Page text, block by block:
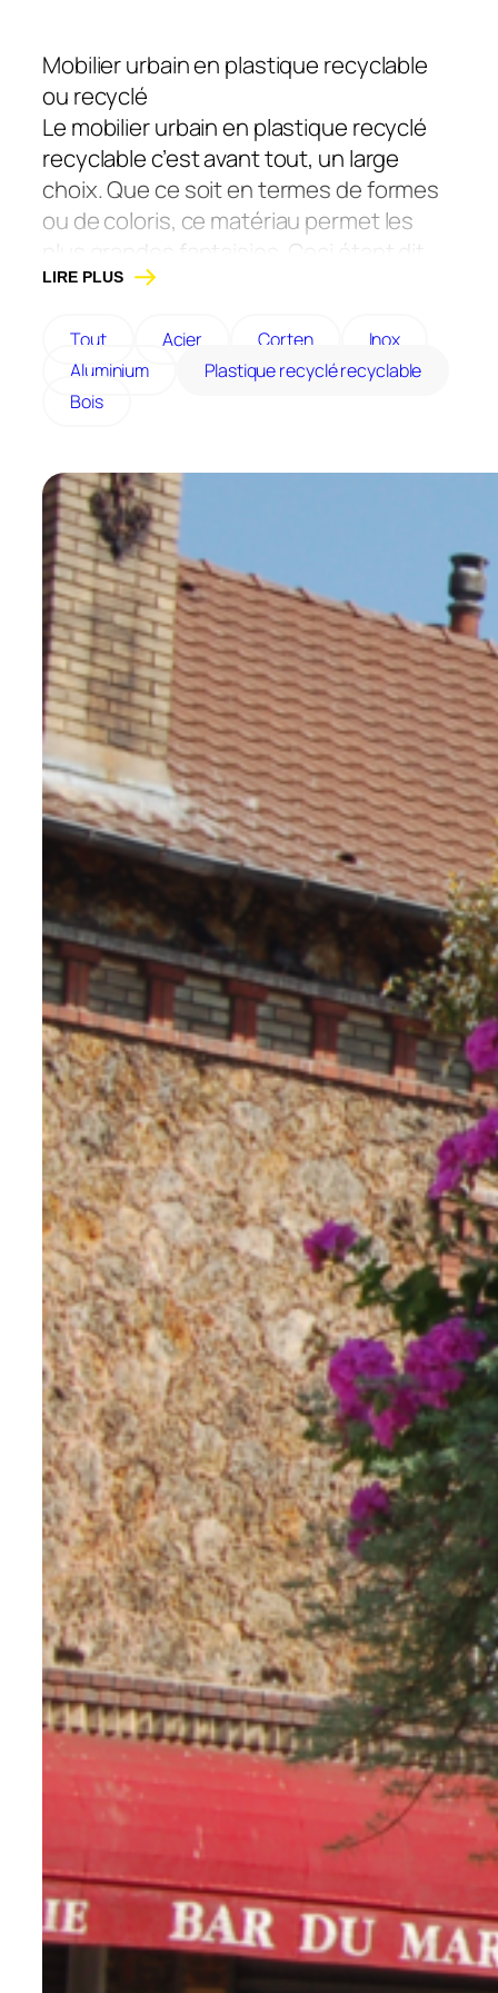
Mobilier urbain en plastique recyclable
ou recyclé
Le mobilier urbain en plastique recyclé
recyclable c’est avant tout, un large
choix. Que ce soit en termes de formes
ou de coloris, ce matériau permet les
plus grandes fantaisies. Ceci étant dit,
notons que cette matière synthétique
réputation. Notamment, d’un point de
vue environnemental. Afin de pallier à ça,
voici ce que nous avons mis en place :
plastique recyclable
Les bacs de culture sont uniquement en
plastique recyclé
Ainsi, l’idée était de vous proposer cette
possibilité de choisir des équipements
en plastique, dans le respect du
développement durable. Pour cela nous
avons fait le choix du polyéthylène. Ce
dernier présente une double faculté. La
première, c’est que la matière première
peut provenir de plastique recyclé. Par
conséquent, aucune ressource
supplémentaire n’a été nécessaire pour
sa création. Notons que cela ne
concerne que les bacs de culture. Dans
un second temps, ils sont recyclables.
Parce que l’on a conscience que le
traitement des déchets plastiques est
une préoccupation majeure, il était
nécessaire d’envisager la fin de vie du
produit.
Pour le plastique recyclable, nous
proposons une gamme de couleurs très
étendue. En effet, entre les couleurs
neutres, les pastels, les “texturés” et les
coloris vifs, il y a une vingtaine de
possibilités !
Les avantages du mobilier urbain en
plastique recyclable
Le premier avantage du mobilier urbain
en plastique est son absence
d’entretien. En effet, cette matière n’a
pas à être traitée, de quelque manière
que ce soit. Or, les coûts d’entretien
sont une composante à prendre en
considération par les collectivités
locales.
Le deuxième avantage réside dans ses
nombreuses possibilités en termes de
formes et de couleurs. N’oublions pas
que l’esthétique est, aujourd’hui,
primordiale que ce soit pour lemobilier
extérieur ou pour l’équipement urbain.
Dès lors, le mobilier urbain se doit d’être
beau, solide, confortable et durable.
Nous utilisons le plastique
principalement dans le cadre de
végétalisation des espaces. Par
conséquent, un autre avantage,
LIRE PLUS
Tout Acier Corten
Inox
Aluminium
Plastique recyclé recyclable
Bois